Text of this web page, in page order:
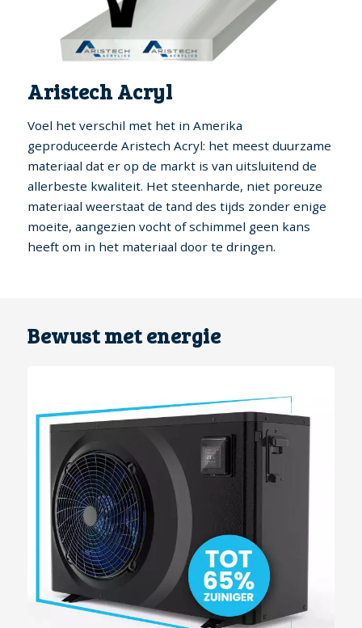
Aristech Acryl
Voel het verschil met het in Amerika
geproduceerde Aristech Acryl: het meest duurzame
materiaal dat er op de markt is van uitsluitend de
allerbeste kwaliteit. Het steenharde, niet poreuze
materiaal weerstaat de tand des tijds zonder enige
moeite, aangezien vocht of schimmel geen kans
heeft om in het materiaal door te dringen.
Bewust met energie